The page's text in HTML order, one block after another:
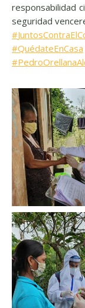
responsabilidad
seguridad
#
#QuédateEnCasa
#